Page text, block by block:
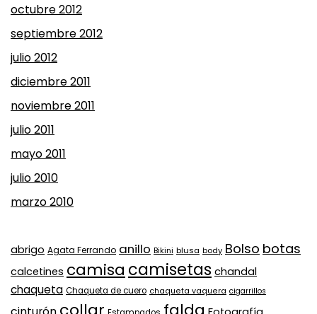
octubre 2012
septiembre 2012
julio 2012
diciembre 2011
noviembre 2011
julio 2011
mayo 2011
julio 2010
marzo 2010
abrigo Agata Ferrando anillo Bikini blusa body Bolso botas
calcetines camisa camisetas chandal
chaqueta Chaqueta de cuero chaqueta vaquera cigarrillos